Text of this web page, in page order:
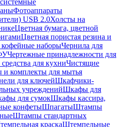
Фотоаппараты
USB 2.0Холсты на
Цветная бумага, цветной
Цветная пористая резина и
наборыЧернила для
Чертежные принадлежности для
для кухниЧистящие
комплекты для мытья
для ключейШкафчики-
учрежденийШкафы для
для сумокШкафы кассира,
конфетыШпагатыШтампы
Штампы стандартных
краскаШтемпельные